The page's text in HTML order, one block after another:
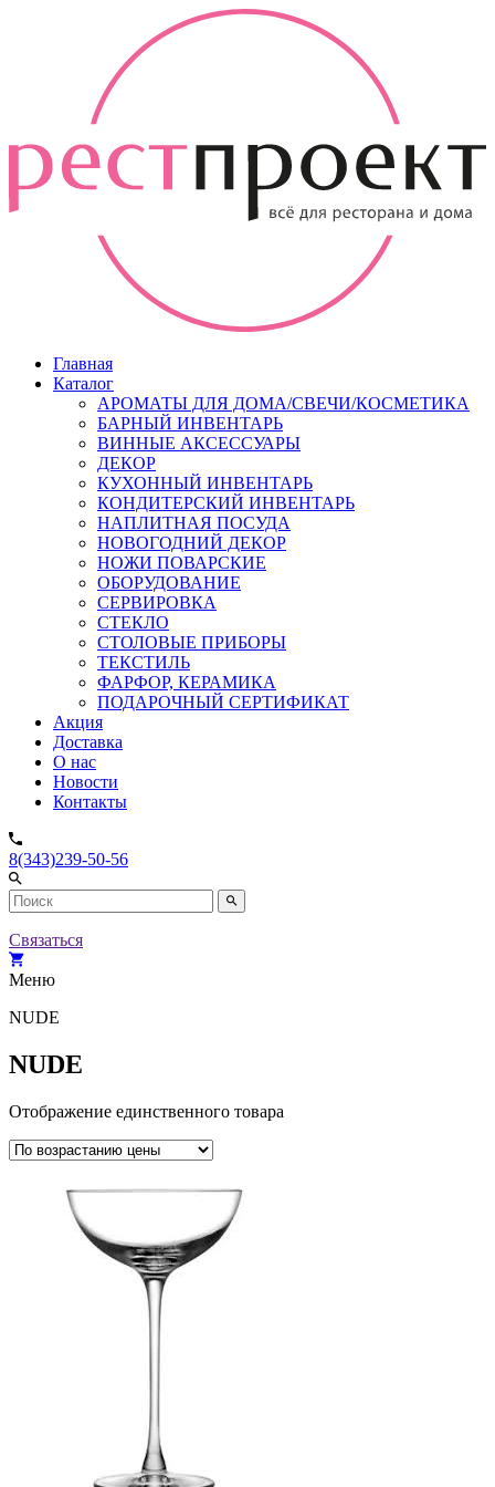
Главная
Каталог
АРОМАТЫ ДЛЯ ДОМА/СВЕЧИ/КОСМЕТИКА
БАРНЫЙ ИНВЕНТАРЬ
ВИННЫЕ АКСЕССУАРЫ
ДЕКОР
КУХОННЫЙ ИНВЕНТАРЬ
КОНДИТЕРСКИЙ ИНВЕНТАРЬ
НАПЛИТНАЯ ПОСУДА
НОВОГОДНИЙ ДЕКОР
НОЖИ ПОВАРСКИЕ
ОБОРУДОВАНИЕ
СЕРВИРОВКА
СТЕКЛО
СТОЛОВЫЕ ПРИБОРЫ
ТЕКСТИЛЬ
ФАРФОР, КЕРАМИКА
ПОДАРОЧНЫЙ СЕРТИФИКАТ
Акция
Доставка
О нас
Новости
Контакты
8(343)239-50-56
Связаться
Меню
NUDE
NUDE
Отображение единственного товара